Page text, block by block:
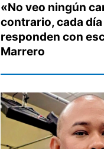
«No veo ningún
contrario, cada
responden con
Marrero